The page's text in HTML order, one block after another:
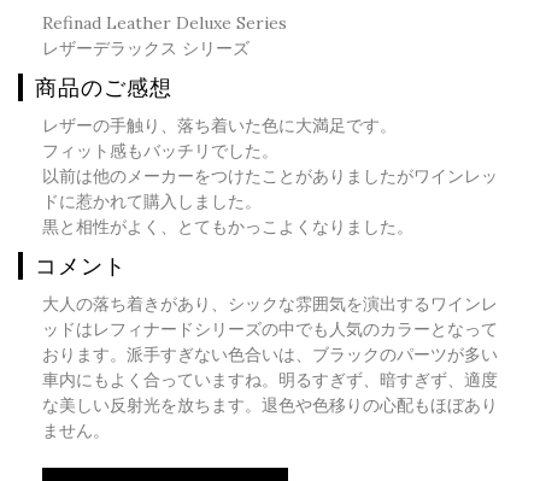
Refinad Leather Deluxe Series
レザーデラックス シリーズ
商品のご感想
レザーの手触り、落ち着いた色に大満足です。
フィット感もバッチリでした。
以前は他のメーカーをつけたことがありましたがワインレッ
ドに惹かれて購入しました。
黒と相性がよく、とてもかっこよくなりました。
コメント
大人の落ち着きがあり、シックな雰囲気を演出するワインレ
ッドはレフィナードシリーズの中でも人気のカラーとなって
おります。派手すぎない色合いは、ブラックのパーツが多い
車内にもよく合っていますね。明るすぎず、暗すぎず、適度
な美しい反射光を放ちます。退色や色移りの心配もほぼあり
ません。